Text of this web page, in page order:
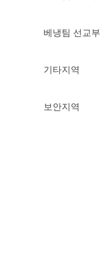
베냉팀 선교부
기타지역
보안지역